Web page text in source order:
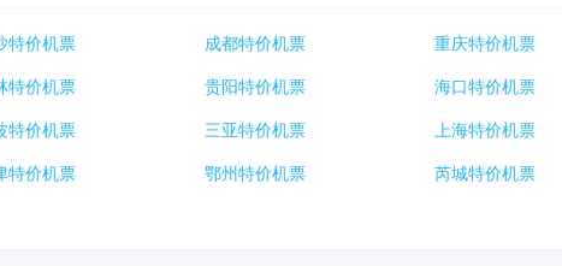
特价机票 成都特价机票 重庆特价机票
特价机票 贵阳特价机票 海口特价机票
特价机票 三亚特价机票 上海特价机票
特价机票 鄂州特价机票 芮城特价机票